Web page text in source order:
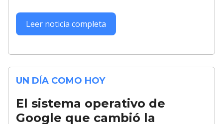
Leer noticia completa
UN DÍA COMO HOY
El sistema operativo de
Google que cambió la